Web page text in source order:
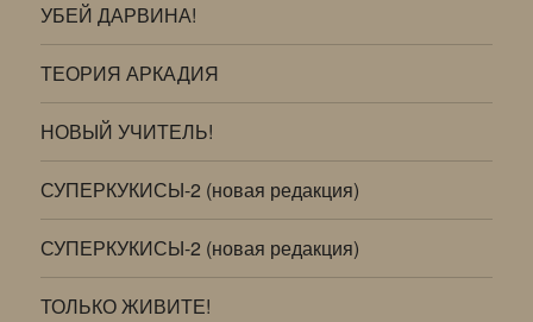
УБЕЙ ДАРВИНА!
ТЕОРИЯ АРКАДИЯ
НОВЫЙ УЧИТЕЛЬ!
СУПЕРКУКИСЫ-2 (новая редакция)
СУПЕРКУКИСЫ-2 (новая редакция)
ТОЛЬКО ЖИВИТЕ!